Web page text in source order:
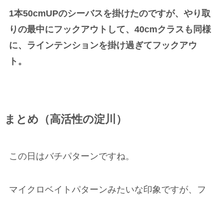
1本50cmUPのシーバスを掛けたのですが、やり取
りの最中にフックアウトして、40cmクラスも同様
に、ラインテンションを掛け過ぎてフックアウ
ト。
まとめ（高活性の淀川）
この日はバチパターンですね。
マイクロベイトパターンみたいな印象ですが、フ